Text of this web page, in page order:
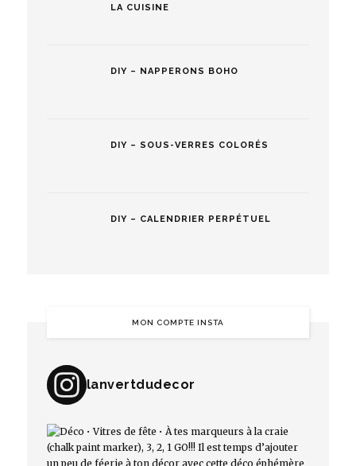
LA CUISINE
DIY – NAPPERONS BOHO
DIY – SOUS-VERRES COLORÉS
DIY – CALENDRIER PERPÉTUEL
MON COMPTE INSTA
lanvertdudecor